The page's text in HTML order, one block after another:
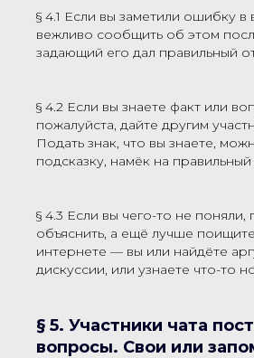
§ 4.1 Если вы заметили ошибку
вежливо сообщить об этом
задающий его дал правильный
§ 4.2 Если вы знаете факт или
пожалуйста, дайте другим
Подать знак, что вы знаете,
подсказку, намёк на правильный
§ 4.3 Если вы чего-то не поняли,
объяснить, а ещё лучше
интернете — вы или найдёте
дискуссии, или узнаете что-то
§ 5. Участники чата
вопросы. Свои или